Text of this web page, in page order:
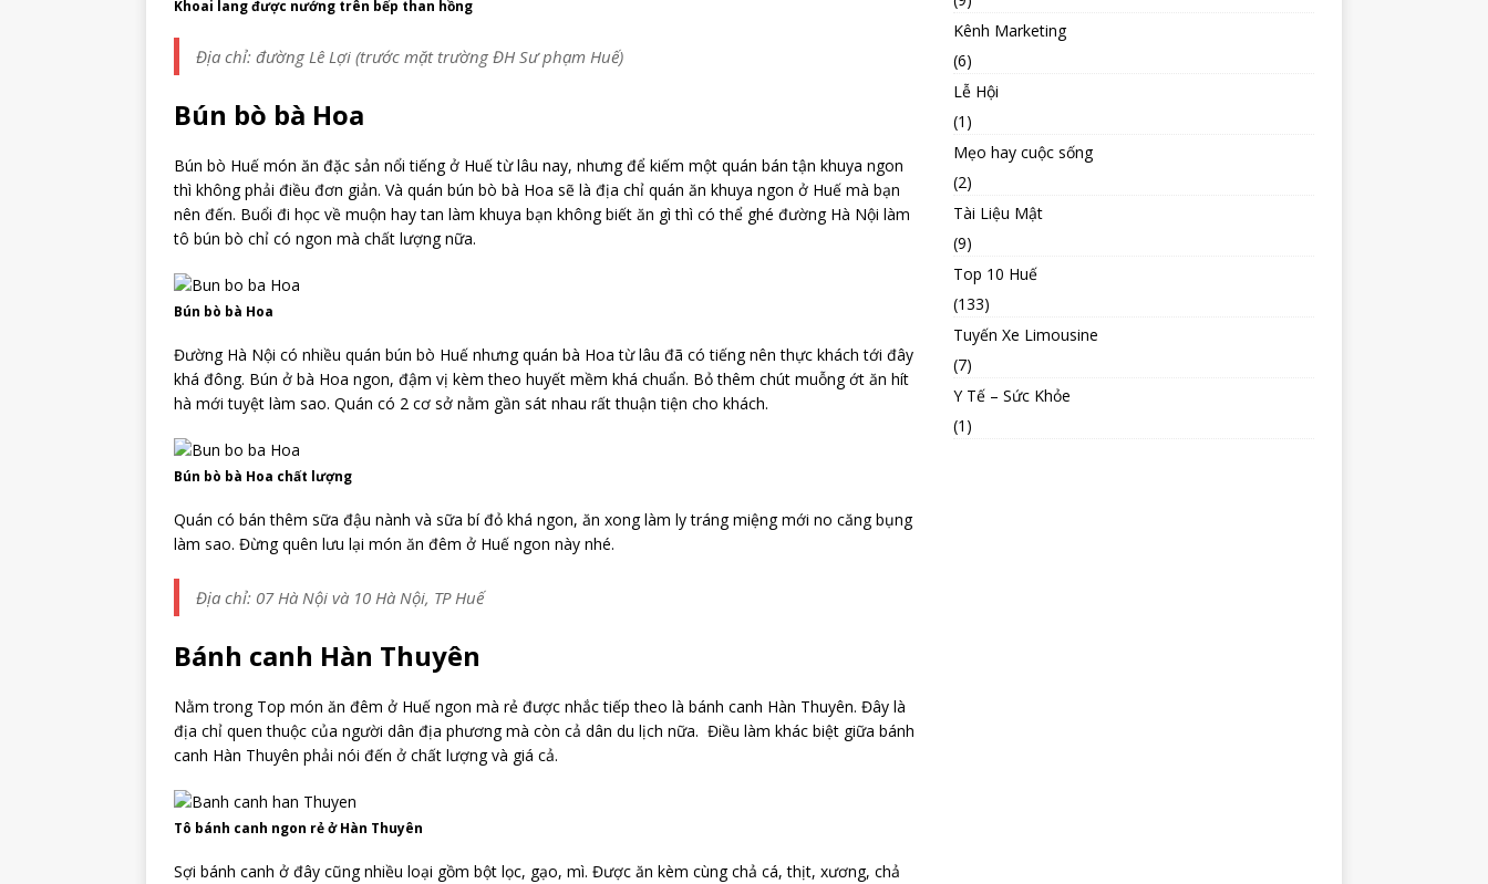
Khoai lang được nướng trên bếp than hồng
Địa chỉ: đường Lê Lợi (trước mặt trường ĐH Sư phạm Huế)
Bún bò bà Hoa
Bún bò Huế món ăn đặc sản nổi tiếng ở Huế từ lâu nay, nhưng để kiếm một quán bán tận khuya ngon
thì không phải điều đơn giản. Và quán bún bò bà Hoa sẽ là địa chỉ quán ăn khuya ngon ở Huế mà bạn
nên đến. Buổi đi học về muộn hay tan làm khuya bạn không biết ăn gì thì có thể ghé đường Hà Nội làm
tô bún bò chỉ có ngon mà chất lượng nữa.
Bún bò bà Hoa
Đường Hà Nội có nhiều quán bún bò Huế nhưng quán bà Hoa từ lâu đã có tiếng nên thực khách tới đây
khá đông. Bún ở bà Hoa ngon, đậm vị kèm theo huyết mềm khá chuẩn. Bỏ thêm chút muỗng ớt ăn hít
hà mới tuyệt làm sao. Quán có 2 cơ sở nằm gần sát nhau rất thuận tiện cho khách.
Bún bò bà Hoa chất lượng
Quán có bán thêm sữa đậu nành và sữa bí đỏ khá ngon, ăn xong làm ly tráng miệng mới no căng bụng
làm sao. Đừng quên lưu lại món ăn đêm ở Huế ngon này nhé.
Địa chỉ: 07 Hà Nội và 10 Hà Nội, TP Huế
Bánh canh Hàn Thuyên
Nằm trong Top món ăn đêm ở Huế ngon mà rẻ được nhắc tiếp theo là bánh canh Hàn Thuyên. Đây là
địa chỉ quen thuộc của người dân địa phương mà còn cả dân du lịch nữa. Điều làm khác biệt giữa bánh
canh Hàn Thuyên phải nói đến ở chất lượng và giá cả.
Tô bánh canh ngon rẻ ở Hàn Thuyên
Sợi bánh canh ở đây cũng nhiều loại gồm bột lọc, gạo, mì. Được ăn kèm cùng chả cá, thịt, xương, chả
Kênh Marketing
(6)
Lễ Hội
(1)
Mẹo hay cuộc sống
(2)
Tài Liệu Mật
(9)
Top 10 Huế
(133)
Tuyến Xe Limousine
(7)
Y Tế – Sức Khỏe
(1)